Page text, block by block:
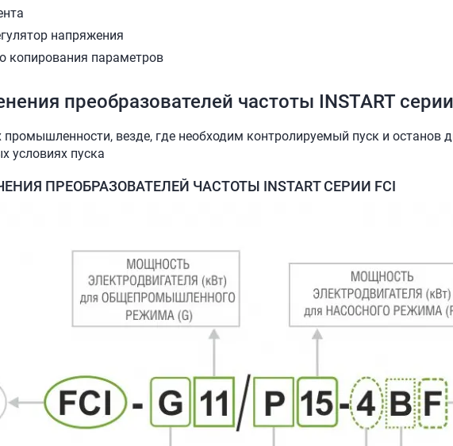
напряжения
копирования параметров
преобразователей частоты INSTART
промышленности, везде, где необходим контролируемый пуск и останов
условиях пуска
ПРЕОБРАЗОВАТЕЛЕЙ ЧАСТОТЫ INSTART СЕРИИ FCI